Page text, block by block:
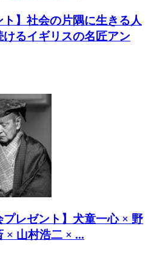
ト】社会の片隅に生きる人
るイギリスの名匠アン
プレゼント】犬童一心 × 野
× 山村浩二 × ...